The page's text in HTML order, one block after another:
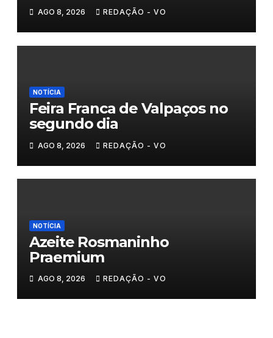
AGO 8, 2026 REDAÇÃO - VO
NOTÍCIA
Feira Franca de Valpaços no
segundo dia
AGO 8, 2026 REDAÇÃO - VO
NOTÍCIA
Azeite Rosmaninho
Praemium
AGO 8, 2026 REDAÇÃO - VO